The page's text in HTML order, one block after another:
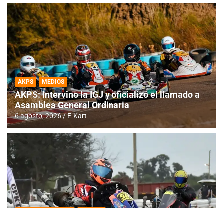
AKPS MEDIOS
AKPS: Intervino la IGJ y oficializó el llamado a
Asamblea General Ordinaria
6 agosto, 2026 E-Kart